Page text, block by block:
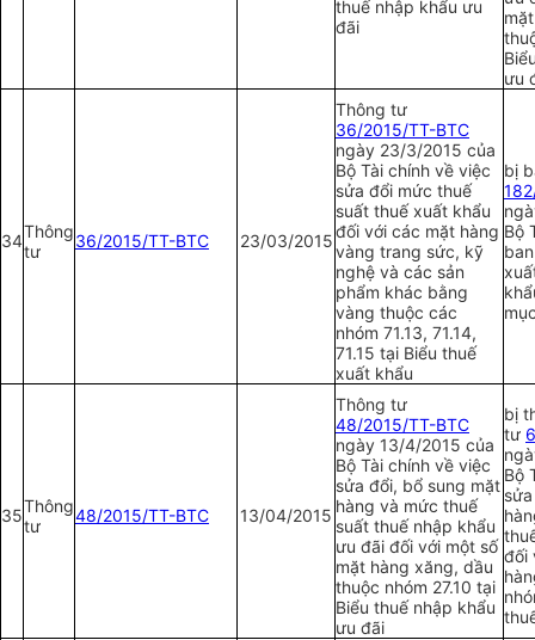
thuế nhập khẩu ưu
đãi
ưu
34Thông
tư
36/2015/TT-BTC 23/03/2015
Thông tư
36/2015/TT-BTC
ngày 23/3/2015 của
Bộ Tài chính về việc
sửa đổi mức thuế
suất thuế xuất khẩu
đối với các mặt hàng
vàng trang sức, kỹ
nghệ và các sản
phẩm khác bằng
vàng thuộc các
nhóm 71.13, 71.14,
71.15 tại Biểu thuế
xuất khẩu
bị
1
Bộ
35Thông
tư
48/2015/TT-BTC 13/04/2015
Thông tư
48/2015/TT-BTC
ngày 13/4/2015 của
Bộ Tài chính về việc
sửa đổi, bổ sung mặt
hàng và mức thuế
suất thuế nhập khẩu
ưu đãi đối với một số
mặt hàng xăng, dầu
thuộc nhóm 27.10 tại
Biểu thuế nhập khẩu
ưu đãi
bị
tư
Bộ
đối